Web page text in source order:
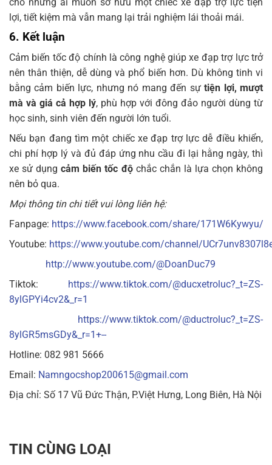
lợi, tiết kiệm mà vẫn mang lại trải nghiệm lái thoải mái.
6. Kết luận
Cảm biến tốc độ chính là công nghệ giúp xe đạp trợ lực trở
nên thân thiện, dễ dùng và phổ biến hơn. Dù không tinh vi
bằng cảm biến lực, nhưng nó mang đến sựtiện lợi, mượt
mà và giá cả hợp lý, phù hợp với đông đảo người dùng từ
học sinh, sinh viên đến người lớn tuổi.
Nếu bạn đang tìm một chiếc xe đạp trợ lực dễ điều khiển,
chi phí hợp lý và đủ đáp ứng nhu cầu đi lại hằng ngày, thì
xe sử dụngcảm biến tốc độchắc chắn là lựa chọn không
nên bỏ qua.
Mọi thông tin chi tiết vui lòng liên hệ:
Fanpage: https://www.facebook.com/share/171W6Kywyu/
Youtube: https://www.youtube.com/channel/
http://www.youtube.com/@DoanDuc79
Tiktok:
https://www.tiktok.com/@ducxetroluc?_t=ZS-
8ylGPYi4cv2&_r=1
https://www.tiktok.com/@ductroluc?_t=ZS-
8ylGR5msGDy&_r=1+--
Hotline: 082 981 5666
Email: Namngocshop200615@gmail.com
Địa chỉ: Số 17 Vũ Đức Thận, P.Việt Hưng, Long Biên, Hà Nội
TIN CÙNG LOẠI